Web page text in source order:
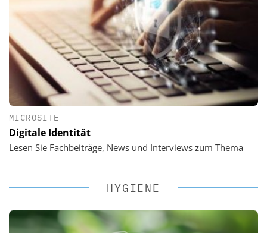
MICROSITE
Digitale Identität
Lesen Sie Fachbeiträge, News und Interviews zum Thema
HYGIENE